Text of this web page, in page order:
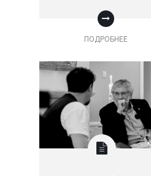
ПОДРОБНЕЕ